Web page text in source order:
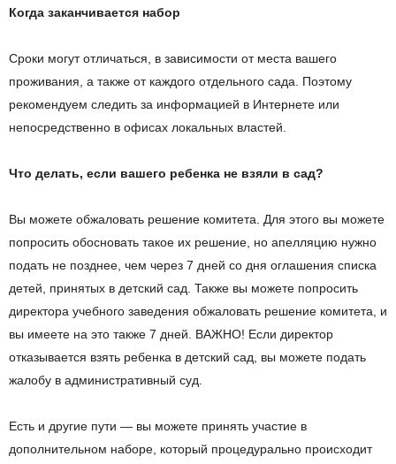
Когда заканчивается набор
Сроки могут отличаться, в зависимости от места вашего
проживания, а также от каждого отдельного сада. Поэтому
рекомендуем следить за информацией в Интернете или
непосредственно в офисах локальных властей.
Что делать, если вашего ребенка не взяли в сад?
Вы можете обжаловать решение комитета. Для этого вы можете
попросить обосновать такое их решение, но апелляцию нужно
подать не позднее, чем через 7 дней со дня оглашения списка
детей, принятых в детский сад. Также вы можете попросить
директора учебного заведения обжаловать решение комитета, и
вы имеете на это также 7 дней. ВАЖНО! Если директор
отказывается взять ребенка в детский сад, вы можете подать
жалобу в административный суд.
Есть и другие пути — вы можете принять участие в
дополнительном наборе, который процедурально происходит